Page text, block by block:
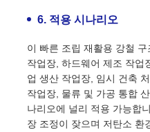
6. 적용 시나리오
이 빠른 조립 재활용 강철
작업장, 하드웨어 제조 작업
업 생산 작업장, 임시 건축
작업장, 물류 및 가공 통합
나리오에 널리 적용 가능합
장 조정이 잦으며 저탄소 환